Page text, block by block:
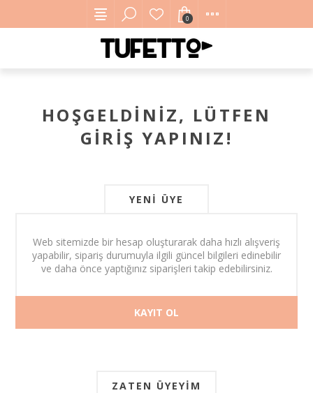
0
HOŞGELDINIZ, LÜTFEN
GIRIŞ YAPINIZ!
YENI ÜYE
Web sitemizde bir hesap oluşturarak daha hızlı alışveriş
yapabilir, sipariş durumuyla ilgili güncel bilgileri edinebilir
ve daha önce yaptığınız siparişleri takip edebilirsiniz.
ZATEN ÜYEYIM